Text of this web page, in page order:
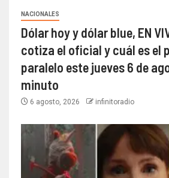
NACIONALES
Dólar hoy y dólar blue, EN
cotiza el oficial y cuál es el
paralelo este jueves 6 de
minuto
6 agosto, 2026 infinitoradio